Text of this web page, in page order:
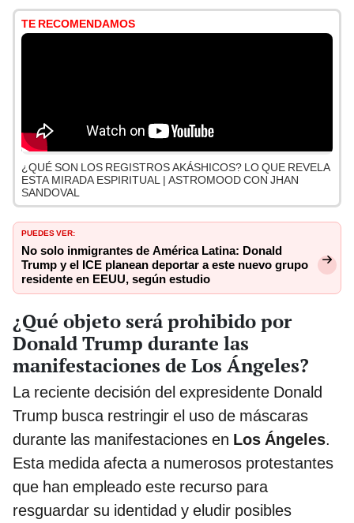
TE RECOMENDAMOS
¿QUÉ SON LOS REGISTROS AKÁSHICOS? LO QUE REVELA
ESTA MIRADA ESPIRITUAL | ASTROMOOD CON JHAN
SANDOVAL
PUEDES VER:
No solo inmigrantes de América Latina: Donald
Trump y el ICE planean deportar a este nuevo grupo
residente en EEUU, según estudio
¿Qué objeto será prohibido por
Donald Trump durante las
manifestaciones de Los Ángeles?
La reciente decisión del expresidente Donald
Trump busca restringir el uso de máscaras
durante las manifestaciones en Los Ángeles.
Esta medida afecta a numerosos protestantes
que han empleado este recurso para
resguardar su identidad y eludir posibles